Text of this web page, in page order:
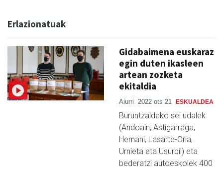
Erlazionatuak
Gidabaimena euskaraz
egin duten ikasleen
artean zozketa
ekitaldia
Aiurri 2022 ots 21 ESKUALDEA
Buruntzaldeko sei udalek
(Andoain, Astigarraga,
Hernani, Lasarte-Oria,
Urnieta eta Usurbil) eta
bederatzi autoeskolek 400